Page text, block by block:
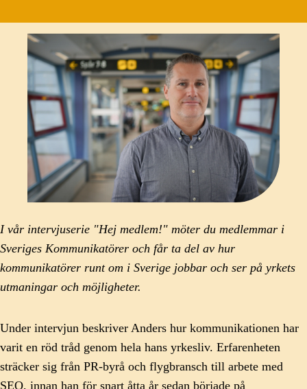
I vår intervjuserie "Hej medlem!" möter du medlemmar i
Sveriges Kommunikatörer och får ta del av hur
kommunikatörer runt om i Sverige jobbar och ser på yrkets
utmaningar och möjligheter.
Under intervjun beskriver Anders hur kommunikationen har
varit en röd tråd genom hela hans yrkesliv. Erfarenheten
sträcker sig från PR-byrå och flygbransch till arbete med
SEO, innan han för snart åtta år sedan började på